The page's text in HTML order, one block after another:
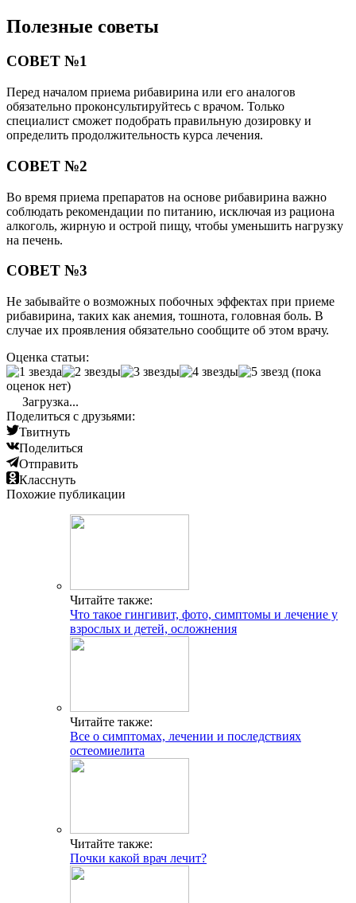
Полезные советы
СОВЕТ №1
Перед началом приема рибавирина или его аналогов
обязательно проконсультируйтесь с врачом. Только
специалист сможет подобрать правильную дозировку и
определить продолжительность курса лечения.
СОВЕТ №2
Во время приема препаратов на основе рибавирина важно
соблюдать рекомендации по питанию, исключая из рациона
алкоголь, жирную и острой пищу, чтобы уменьшить нагрузку
на печень.
СОВЕТ №3
Не забывайте о возможных побочных эффектах при приеме
рибавирина, таких как анемия, тошнота, головная боль. В
случае их проявления обязательно сообщите об этом врачу.
Оценка статьи:
(пока
оценок нет)
Загрузка...
Поделиться с друзьями:
Твитнуть
Поделиться
Отправить
Класснуть
Похожие публикации
Читайте также:
Что такое гингивит, фото, симптомы и лечение у
взрослых и детей, осложнения
Читайте также:
Все о симптомах, лечении и последствиях
остеомиелита
Читайте также:
Почки какой врач лечит?